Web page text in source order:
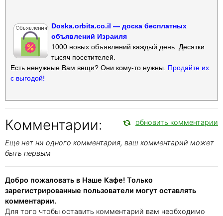
Doska.orbita.co.il — доска бесплатных
объявлений Израиля
1000 новых объявлений каждый день. Десятки
тысяч посетителей.
Есть ненужные Вам вещи? Они кому-то нужны. Продайте их
с выгодой!
Комментарии: обновить комментарии
Еще нет ни одного комментария, ваш комментарий может
быть первым
Добро пожаловать в Наше Кафе! Только
зарегистрированные пользователи могут оставлять
комментарии.
Для того чтобы оставить комментарий вам необходимо